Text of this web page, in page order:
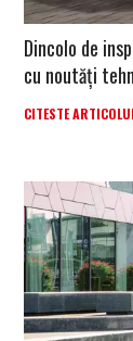
Dincolo de
cu noutăți
CITESTE